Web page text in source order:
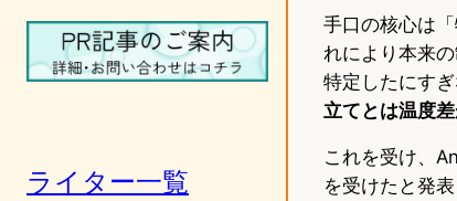
ライター一覧
手口の核心は
れにより本来
特定したにすぎ
立てとは温度差
これを受け、
を受けたと発